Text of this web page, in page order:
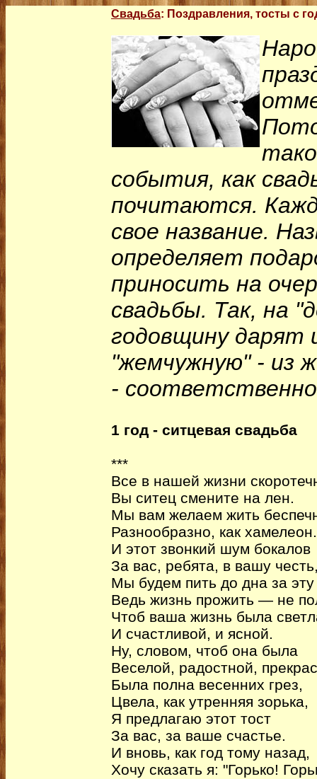
Свадьба: Поздравления, тосты с
события, как
почитаются.
свое название.
определяет
приносить на
свадьбы. Так, на
годовщину дарят
"жемчужную" - из
-
1 год - ситцевая свадьба
***
Все в нашей жизни
Вы ситец смените на лен.
Мы вам желаем жить
Разнообразно, как хамелеон.
И этот звонкий шум бокалов
За вас, ребята, в вашу
Мы будем пить до дна за эту
Ведь жизнь прожить — не
Чтоб ваша жизнь была
И счастливой, и ясной.
Ну, словом, чтоб она была
Веселой, радостной,
Была полна весенних грез,
Цвела, как утренняя зорька,
Я предлагаю этот тост
За вас, за ваше счастье.
И вновь, как год тому назад,
Хочу сказать я: "Горько!